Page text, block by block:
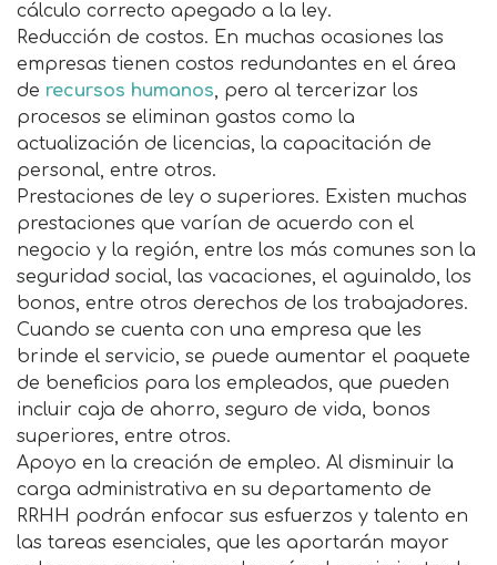
cálculo correcto apegado a la ley.
Reducción de costos. En muchas ocasiones las
empresas tienen costos redundantes en el área
de recursos humanos, pero al tercerizar los
procesos se eliminan gastos como la
actualización de licencias, la capacitación de
personal, entre otros.
Prestaciones de ley o superiores. Existen muchas
prestaciones que varían de acuerdo con el
negocio y la región, entre los más comunes son la
seguridad social, las vacaciones, el aguinaldo, los
bonos, entre otros derechos de los trabajadores.
Cuando se cuenta con una empresa que les
brinde el servicio, se puede aumentar el paquete
de beneficios para los empleados, que pueden
incluir caja de ahorro, seguro de vida, bonos
superiores, entre otros.
Apoyo en la creación de empleo. Al disminuir la
carga administrativa en su departamento de
RRHH podrán enfocar sus esfuerzos y talento en
las tareas esenciales, que les aportarán mayor